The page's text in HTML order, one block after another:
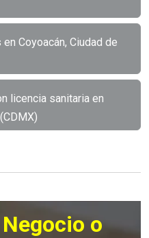
Coyoacán, Ciudad de
licencia sanitaria en
o